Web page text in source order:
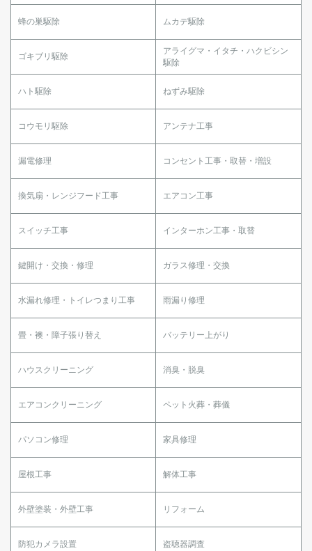
蜂の巣駆除 ムカデ駆除
ゴキブリ駆除
アライグマ・イタチ・ハクビシン
駆除
ハト駆除 ねずみ駆除
コウモリ駆除 アンテナ工事
漏電修理 コンセント工事・取替・増設
換気扇・レンジフード工事 エアコン工事
スイッチ工事 インターホン工事・取替
鍵開け・交換・修理 ガラス修理・交換
水漏れ修理・トイレつまり工事 雨漏り修理
畳・襖・障子張り替え バッテリー上がり
ハウスクリーニング 消臭・脱臭
エアコンクリーニング ペット火葬・葬儀
パソコン修理 家具修理
屋根工事 解体工事
外壁塗装・外壁工事 リフォーム
防犯カメラ設置 盗聴器調査